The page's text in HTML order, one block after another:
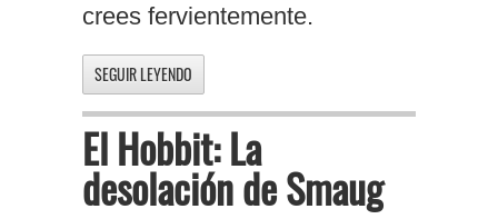
crees fervientemente.
SEGUIR LEYENDO
El Hobbit: La
desolación de Smaug